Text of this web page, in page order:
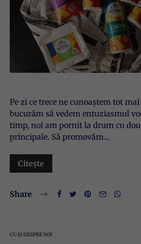
Pe zi ce trece ne cunoaștem tot
bucurăm să vedem entuziasmul
timp, noi am pornit la drum cu
principale. Să promovăm…
Citește
Share
CU ȘI DESPRE NOI